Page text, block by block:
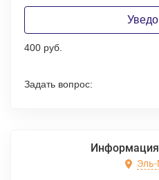
400 руб.
Задать вопрос:
Информация